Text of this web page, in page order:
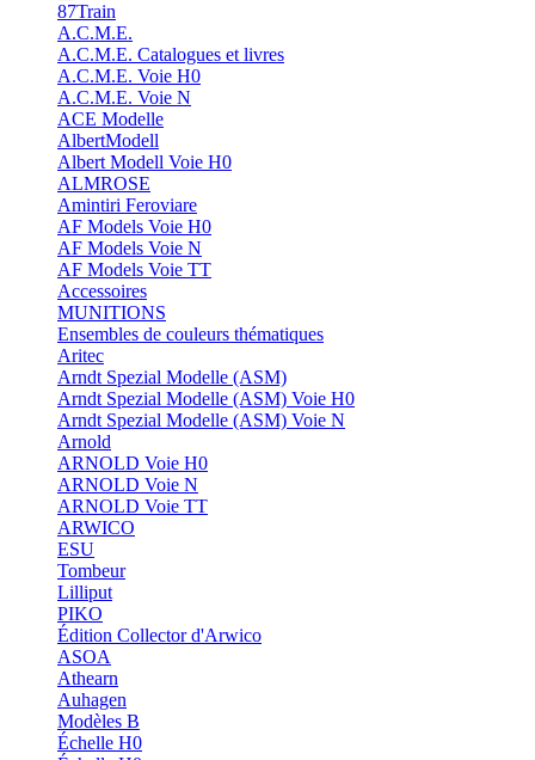
87Train
A.C.M.E.
A.C.M.E. Catalogues et livres
A.C.M.E. Voie H0
A.C.M.E. Voie N
ACE Modelle
AlbertModell
Albert Modell Voie H0
ALMROSE
Amintiri Feroviare
AF Models Voie H0
AF Models Voie N
AF Models Voie TT
Accessoires
MUNITIONS
Ensembles de couleurs thématiques
Aritec
Arndt Spezial Modelle (ASM)
Arndt Spezial Modelle (ASM) Voie H0
Arndt Spezial Modelle (ASM) Voie N
Arnold
ARNOLD Voie H0
ARNOLD Voie N
ARNOLD Voie TT
ARWICO
ESU
Tombeur
Lilliput
PIKO
Édition Collector d'Arwico
ASOA
Athearn
Auhagen
Modèles B
Échelle H0